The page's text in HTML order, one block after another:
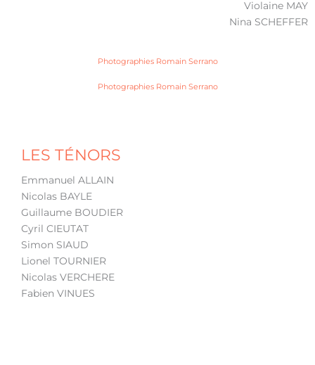
Violaine MAY
Nina SCHEFFER
Photographies Romain Serrano
Photographies Romain Serrano
LES TÉNORS
Emmanuel ALLAIN
Nicolas BAYLE
Guillaume BOUDIER
Cyril CIEUTAT
Simon SIAUD
Lionel TOURNIER
Nicolas VERCHERE
Fabien VINUES